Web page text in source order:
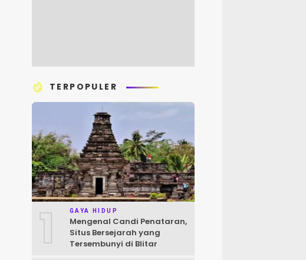
TERPOPULER
1 GAYA HIDUP
Mengenal Candi Penataran,
Situs Bersejarah yang
Tersembunyi di Blitar